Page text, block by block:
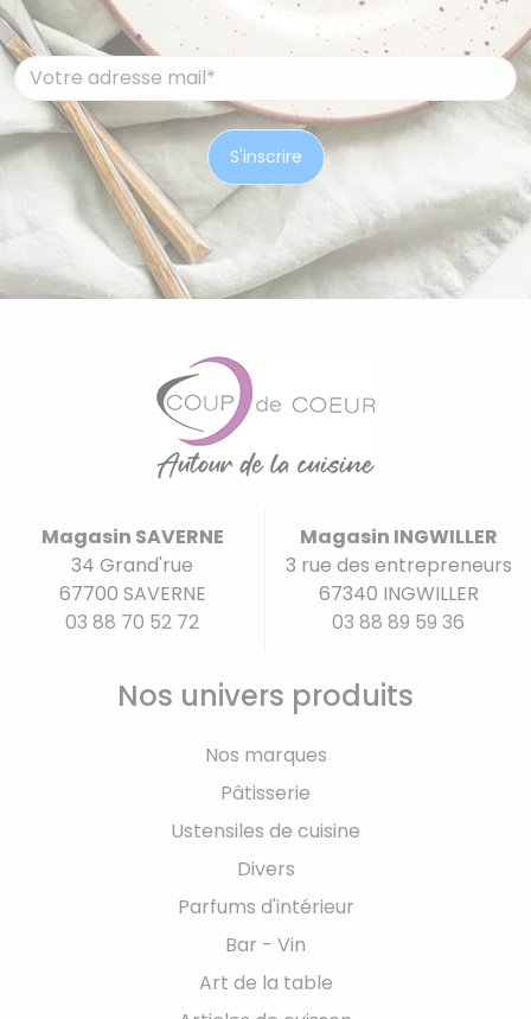
Magasin SAVERNE
34 Grand'rue
67700 SAVERNE
03 88 70 52 72
Magasin INGWILLER
3 rue des entrepreneurs
67340 INGWILLER
03 88 89 59 36
Nos univers produits
Nos marques
Pâtisserie
Ustensiles de cuisine
Divers
Parfums d'intérieur
Bar - Vin
Art de la table